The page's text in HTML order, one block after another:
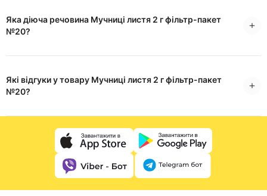
Яка діюча речовина Мучниці листя 2 г фільтр-пакет
№20?
Які відгуки у товару Мучниці листя 2 г фільтр-пакет
№20?